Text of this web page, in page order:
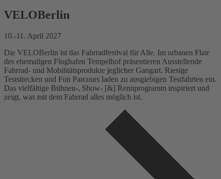
VELOBerlin
10.-11. April 2027
Die VELOBerlin ist das Fahrradfestival für Alle. Im urbanen Flair
des ehemaligen Flughafen Tempelhof präsentieren Ausstellende
Fahrrad- und Mobilitätsprodukte jeglicher Gangart. Riesige
Teststrecken und Fun Parcours laden zu ausgiebigen Testfahrten ein.
Das vielfältige Bühnen-, Show- [&] Rennprogramm inspiriert und
zeigt, was mit dem Fahrrad alles möglich ist.